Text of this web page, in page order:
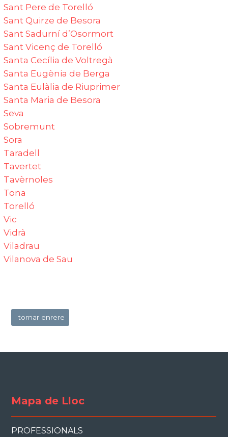
Sant Pere de Torelló‎
Sant Quirze de Besora‎
Sant Sadurní d’Osormort
Sant Vicenç de Torelló‎
Santa Cecília de Voltregà
Santa Eugènia de Berga‎
Santa Eulàlia de Riuprimer
Santa Maria de Besora‎
Seva‎
Sobremunt‎
Sora‎
Taradell‎
Tavertet
Tavèrnoles
Tona
Torelló
Vic‎
Vidrà‎
Viladrau
Vilanova de Sau
tornar enrere
Mapa de Lloc
PROFESSIONALS